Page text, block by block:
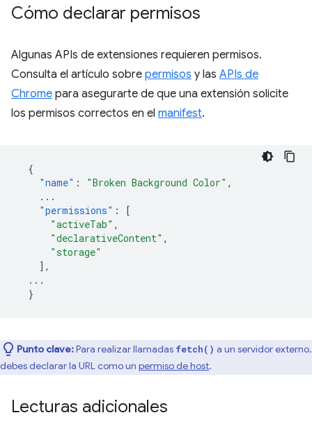
Cómo declarar permisos
Algunas APIs de extensiones requieren permisos.
Consulta el artículo sobre permisos y las APIs de
Chrome para asegurarte de que una extensión solicite
los permisos correctos en el manifest.
{
"name" : "Broken Background Color" ,
...
"permissions" :
[
"activeTab" ,
"declarativeContent" ,
"storage"
],
...
}
Punto clave:Para realizar llamadas fetch() a un servidor externo,
debes declarar la URL como un permiso de host.
Lecturas adicionales